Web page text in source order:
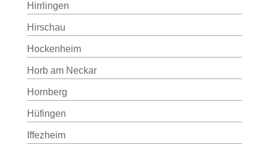
Hirrlingen
Hirschau
Hockenheim
Horb am Neckar
Hornberg
Hüfingen
Iffezheim